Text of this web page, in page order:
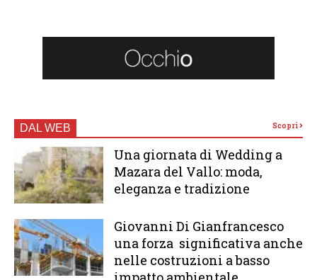
DAL WEB Scopri
Una giornata di Wedding a
Mazara del Vallo: moda,
eleganza e tradizione
Giovanni Di Gianfrancesco
una forza significativa anche
nelle costruzioni a basso